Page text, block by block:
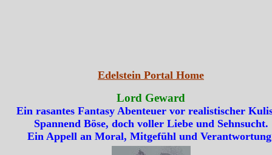
Edelstein Portal Home
Lord Geward
Ein rasantes Fantasy Abenteuer vor realistischer
Spannend Böse, doch voller Liebe und Sehnsucht.
Ein Appell an Moral, Mitgefühl und